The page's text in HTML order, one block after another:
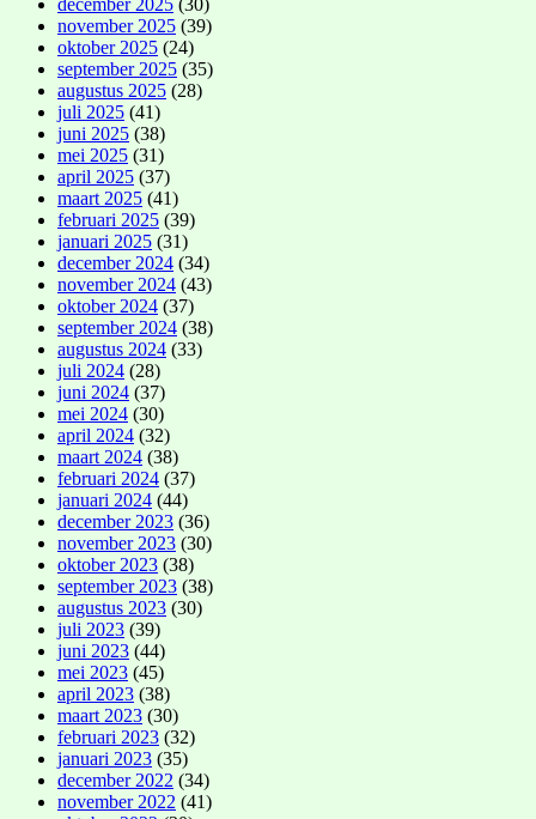
november 2025 (39)
oktober 2025 (24)
september 2025 (35)
augustus 2025 (28)
juli 2025 (41)
juni 2025 (38)
mei 2025 (31)
april 2025 (37)
maart 2025 (41)
februari 2025 (39)
januari 2025 (31)
december 2024 (34)
november 2024 (43)
oktober 2024 (37)
september 2024 (38)
augustus 2024 (33)
juli 2024 (28)
juni 2024 (37)
mei 2024 (30)
april 2024 (32)
maart 2024 (38)
februari 2024 (37)
januari 2024 (44)
december 2023 (36)
november 2023 (30)
oktober 2023 (38)
september 2023 (38)
augustus 2023 (30)
juli 2023 (39)
juni 2023 (44)
mei 2023 (45)
april 2023 (38)
maart 2023 (30)
februari 2023 (32)
januari 2023 (35)
december 2022 (34)
november 2022 (41)